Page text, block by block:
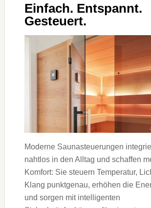
Einfach. Entspannt.
Gesteuert.
Moderne Saunasteuerungen
nahtlos in den Alltag und schaffen
Komfort: Sie steuern Temperatur,
Klang punktgenau, erhöhen die
und sorgen mit intelligenten